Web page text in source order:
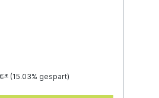
(15.03% gespart)